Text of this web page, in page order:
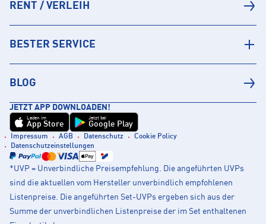
RENT / VERLEIH
BESTER SERVICE
BLOG
JETZT APP DOWNLOADEN!
Laden im
App Store
Jetzt bei
Google Play
Impressum AGB Datenschutz
Cookie Policy
Datenschutzeinstellungen
*UVP = Unverbindliche Preisempfehlung. Die angeführten UVPs
sind die aktuellen vom Hersteller unverbindlich empfohlenen
Listenpreise. Die angeführten Set-UVPs ergeben sich aus der
Summe der unverbindlichen Listenpreise der im Set enthaltenen